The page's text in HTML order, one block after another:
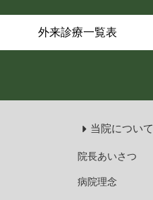
外来診療一覧表
当院について
院長あいさつ
病院理念